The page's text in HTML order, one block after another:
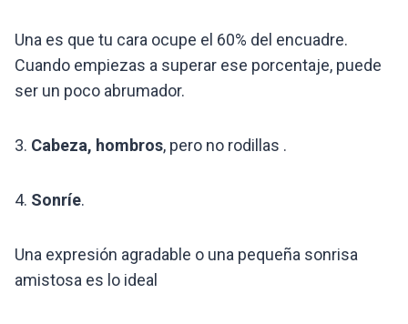
Una es que tu cara ocupe el 60% del encuadre.
Cuando empiezas a superar ese porcentaje, puede
ser un poco abrumador.
3. Cabeza, hombros, pero no rodillas .
4. Sonríe.
Una expresión agradable o una pequeña sonrisa
amistosa es lo ideal